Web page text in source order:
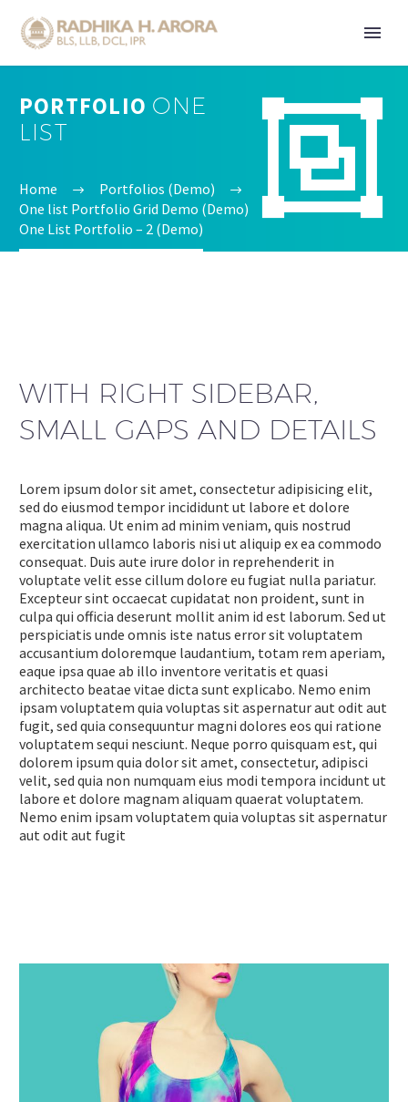


PORTFOLIO ONE
LIST
Home
Portfolios (Demo)
One list Portfolio Grid Demo (Demo)
One List Portfolio – 2 (Demo)
WITH RIGHT SIDEBAR,
SMALL GAPS AND DETAILS
Lorem ipsum dolor sit amet, consectetur adipisicing elit,
sed do eiusmod tempor incididunt ut labore et dolore
magna aliqua. Ut enim ad minim veniam, quis nostrud
exercitation ullamco laboris nisi ut aliquip ex ea commodo
consequat. Duis aute irure dolor in reprehenderit in
voluptate velit esse cillum dolore eu fugiat nulla pariatur.
Excepteur sint occaecat cupidatat non proident, sunt in
culpa qui officia deserunt mollit anim id est laborum. Sed ut
perspiciatis unde omnis iste natus error sit voluptatem
accusantium doloremque laudantium, totam rem aperiam,
eaque ipsa quae ab illo inventore veritatis et quasi
architecto beatae vitae dicta sunt explicabo. Nemo enim
ipsam voluptatem quia voluptas sit aspernatur aut odit aut
fugit, sed quia consequuntur magni dolores eos qui ratione
voluptatem sequi nesciunt. Neque porro quisquam est, qui
dolorem ipsum quia dolor sit amet, consectetur, adipisci
velit, sed quia non numquam eius modi tempora incidunt ut
labore et dolore magnam aliquam quaerat voluptatem.
Nemo enim ipsam voluptatem quia voluptas sit aspernatur
aut odit aut fugit